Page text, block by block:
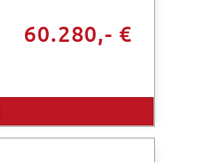
60.280,- €